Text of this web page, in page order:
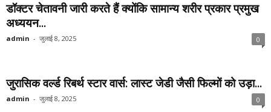
डॉक्टर चेतावनी जारी करते हैं क्योंकि सामान्य शरीर प्रकार प्रमुख
अध्ययन...
admin - जुलाई 8, 2025 0
जुरासिक वर्ल्ड रिबर्थ स्टार वार्स: लास्ट जेडी जैसी फिल्मों को उड़ा...
admin - जुलाई 8, 2025 0